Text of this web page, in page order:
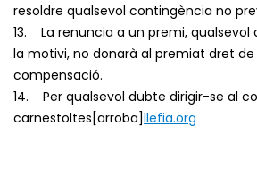
resoldre qualsevol contingència no
13. La renuncia a un premi, qualsevol
la motivi, no donarà al premiat dret
compensació.
14. Per qualsevol dubte dirigir-se al
carnestoltes[arroba]llefia.org